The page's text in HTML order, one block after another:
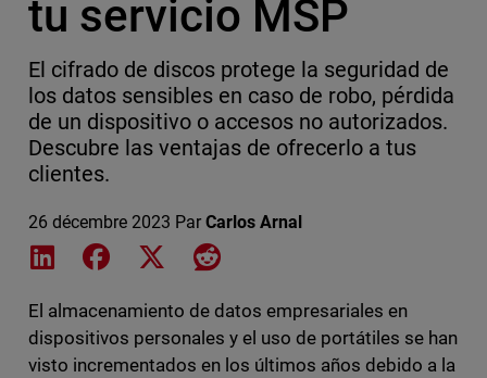
tu servicio MSP
El cifrado de discos protege la seguridad de
los datos sensibles en caso de robo, pérdida
de un dispositivo o accesos no autorizados.
Descubre las ventajas de ofrecerlo a tus
clientes.
26 décembre 2023 Par Carlos Arnal
Share on LinkedIn
Share on Facebook
Share on XShare on Reddit
El almacenamiento de datos empresariales en
dispositivos personales y el uso de portátiles se han
visto incrementados en los últimos años debido a la